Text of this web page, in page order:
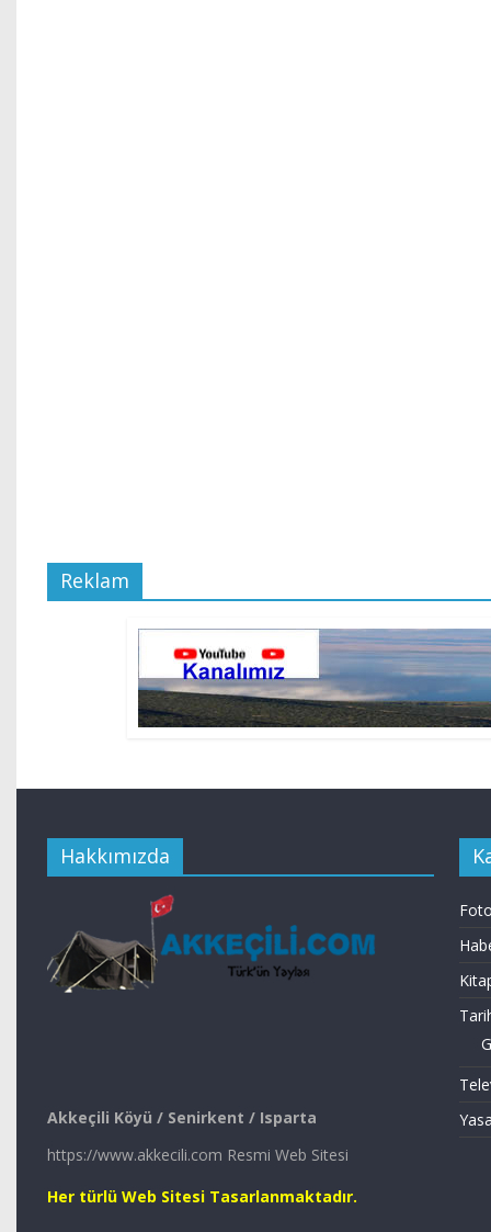
Reklam
Hakkımızda
Akkeçili Köyü / Senirkent / Isparta
https://www.akkecili.com Resmi Web Sitesi
Her türlü Web Sitesi Tasarlanmaktadır.